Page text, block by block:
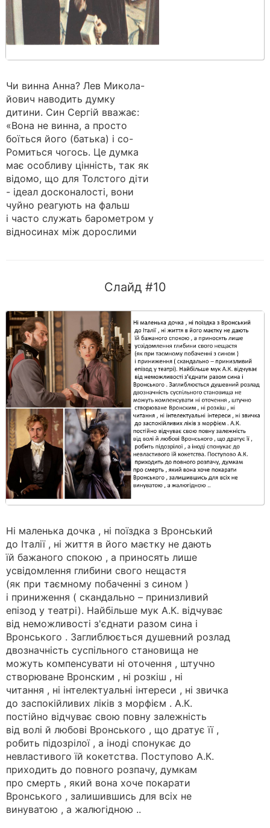
Чи винна Анна? Лев Микола-
йович наводить думку
дитини. Син Сергій вважає:
«Вона не винна, а просто
боїться його (батька) і со-
Ромиться чогось. Це думка
має особливу цінність, так як
відомо, що для Толстого діти
- ідеал досконалості, вони
чуйно реагують на фальш
і часто служать барометром у
відносинах між дорослими
Слайд #10
Ні маленька дочка , ні поїздка з Вронський
до Італії , ні життя в його маєтку не дають
їй бажаного спокою , а приносять лише
усвідомлення глибини свого нещастя
(як при таємному побаченні з сином )
і приниження ( скандально – принизливий
епізод у театрі). Найбільше мук А.К. відчуває
від неможливості з'єднати разом сина і
Вронського . Заглиблюється душевний розлад
двозначність суспільного становища не
можуть компенсувати ні оточення , штучно
створюване Вронским , ні розкіш , ні
читання , ні інтелектуальні інтереси , ні звичка
до заспокійливих ліків з морфієм . А.К.
постійно відчуває свою повну залежність
від волі й любові Вронського , що дратує її ,
робить підозрілої , а іноді спонукає до
невластивого їй кокетства. Поступово А.К.
приходить до повного розпачу, думкам
про смерть , який вона хоче покарати
Вронського , залишившись для всіх не
винуватою , а жалюгідною ..